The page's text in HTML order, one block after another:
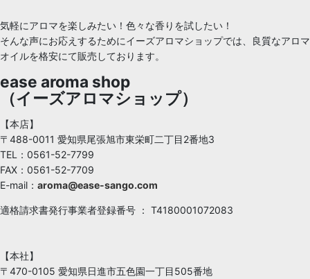
気軽にアロマを楽しみたい！色々な香りを試したい！
そんな声にお応えするためにイーズアロマショップでは、良質なアロマ
オイルを格安にて販売しております。
ease aroma shop
（イーズアロマショップ）
【本店】
〒488-0011 愛知県尾張旭市東栄町二丁目2番地3
TEL：0561-52-7799
FAX：0561-52-7709
E-mail： aroma@ease-sango.com
適格請求書発行事業者登録番号 ： T4180001072083
【本社】
〒470-0105 愛知県日進市五色園一丁目505番地